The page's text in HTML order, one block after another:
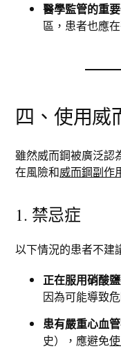
醫學監管的重
區，患者也應
四、使用威
雖然威而鋼被廣泛認
在風險和威而鋼副作
1. 禁忌症
以下情況的患者不建
正在服用硝酸
因為可能導致
患有嚴重心血
史），應避免